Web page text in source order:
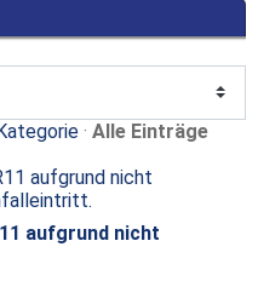
· Alle Einträge
aufgrund nicht